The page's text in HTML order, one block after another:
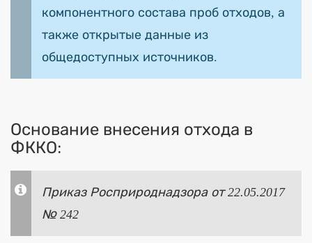
компонентного состава проб отходов, а
также открытые данные из
общедоступных источников.
Основание внесения отхода в
ФККО:
Приказ Росприроднадзора от 22.05.2017
№ 242